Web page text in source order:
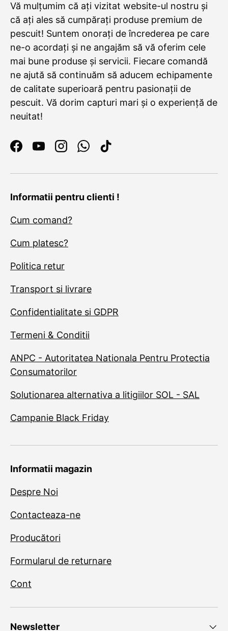
Vă mulțumim că ați vizitat website-ul nostru și
că ați ales să cumpărați produse premium de
pescuit! Suntem onorați de încrederea pe care
ne-o acordați și ne angajăm să vă oferim cele
mai bune produse și servicii. Fiecare comandă
ne ajută să continuăm să aducem echipamente
de calitate superioară pentru pasionații de
pescuit. Vă dorim capturi mari și o experiență de
neuitat!
Facebook
YouTubeInstagram
WhatsApp
TikTok
Informatii pentru clienti !
Cum comand?
Cum platesc?
Politica retur
Transport si livrare
Confidentialitate si GDPR
Termeni & Conditii
ANPC - Autoritatea Nationala Pentru Protectia
Consumatorilor
Solutionarea alternativa a litigiilor SOL - SAL
Campanie Black Friday
Informatii magazin
Despre Noi
Contacteaza-ne
Producători
Formularul de returnare
Cont
Newsletter